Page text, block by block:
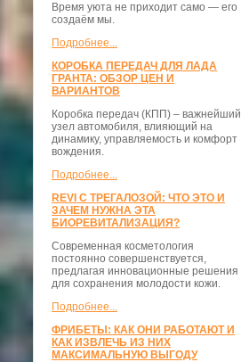
Время уюта не приходит само — его
создаём мы.
Подробнее...
КОРОБКА ПЕРЕДАЧ ДЛЯ ЛАДА
ГРАНТА: ОБЗОР ЦЕН И
ВАРИАНТОВ
Коробка передач (КПП) – важнейший
узел автомобиля, влияющий на
динамику, управляемость и комфорт
вождения.
Подробнее...
REVI С ТРЕГАЛОЗОЙ: ЧТО ЭТО И
ЗАЧЕМ НУЖНА ЭТА
БИОРЕВИТАЛИЗАЦИЯ?
Современная косметология
постоянно совершенствуется,
предлагая инновационные решения
для сохранения молодости кожи.
Подробнее...
ФРИБЕТЫ: КАК ОНИ РАБОТАЮТ И
КАК ИЗВЛЕЧЬ ИЗ НИХ
МАКСИМАЛЬНУЮ ВЫГОДУ